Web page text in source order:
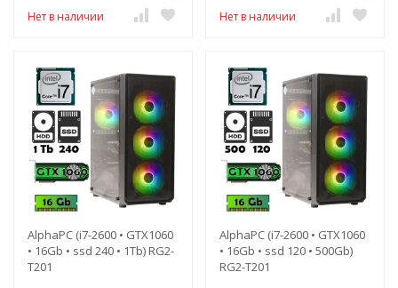
Нет в наличии Нет в наличии
AlphaPC (i7-2600 • GTX1060
• 16Gb • ssd 240 • 1Tb) RG2-
T201
AlphaPC (i7-2600 • GTX1060
• 16Gb • ssd 120 • 500Gb)
RG2-T201